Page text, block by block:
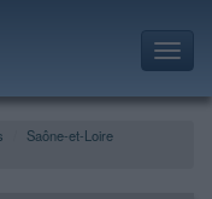
Saône-et-Loire